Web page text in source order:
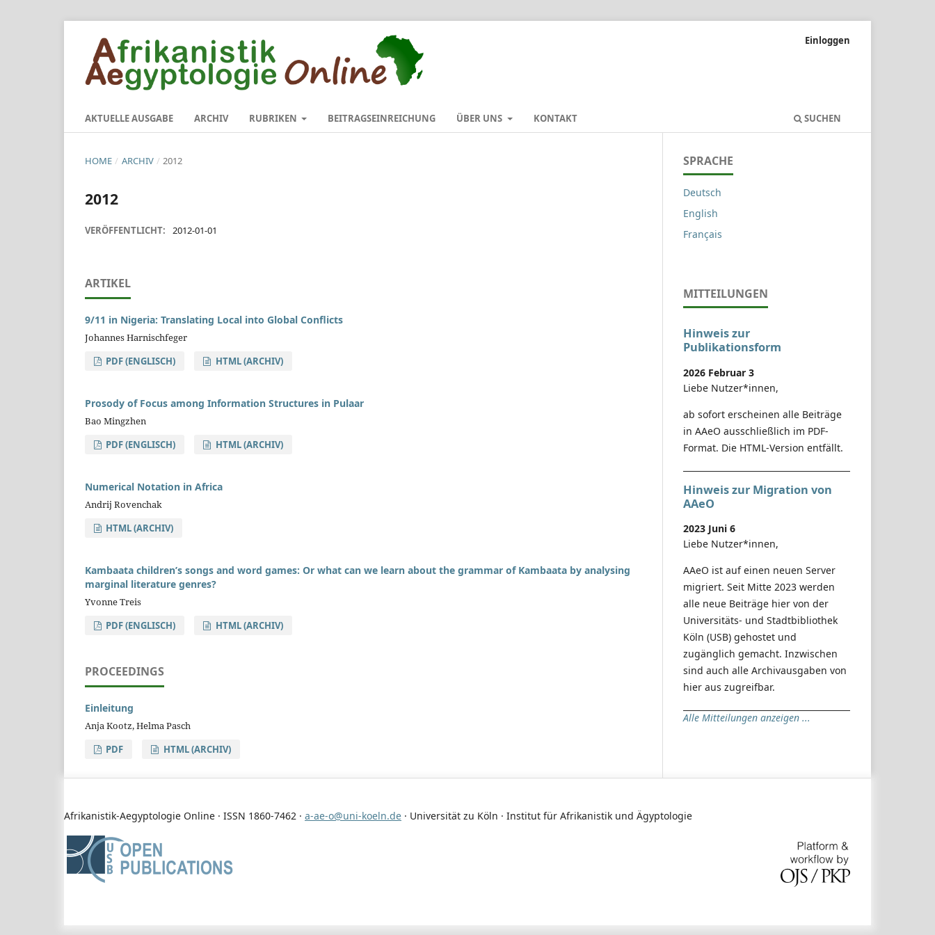
AKTUELLE AUSGABE ARCHIV RUBRIKEN BEITRAGSEINREICHUNG ÜBER UNS KONTAKT SUCHEN
Einloggen
HOME / ARCHIV / 2012
2012
VERÖFFENTLICHT: 2012-01-01
ARTIKEL
9/11 in Nigeria: Translating Local into Global Conflicts
Johannes Harnischfeger
PDF (ENGLISCH)
HTML (ARCHIV)
Prosody of Focus among Information Structures in Pulaar
Bao Mingzhen
PDF (ENGLISCH)
HTML (ARCHIV)
Numerical Notation in Africa
Andrij Rovenchak
HTML (ARCHIV)
Kambaata children’s songs and word games: Or what can we learn about the grammar of Kambaata by analysing
marginal literature genres?
Yvonne Treis
PDF (ENGLISCH)
HTML (ARCHIV)
PROCEEDINGS
Einleitung
Anja Kootz, Helma Pasch
PDF
HTML (ARCHIV)
SPRACHE
Deutsch
English
Français
MITTEILUNGEN
Hinweis zur
Publikationsform
2026 Februar 3
Liebe Nutzer*innen,
ab sofort erscheinen alle Beiträge
in AAeO ausschließlich im PDF-
Format. Die HTML-Version entfällt.
Hinweis zur Migration von
AAeO
2023 Juni 6
Liebe Nutzer*innen,
AAeO ist auf einen neuen Server
migriert. Seit Mitte 2023 werden
alle neue Beiträge hier von der
Universitäts- und Stadtbibliothek
Köln (USB) gehostet und
zugänglich gemacht. Inzwischen
sind auch alle Archivausgaben von
hier aus zugreifbar.
Alle Mitteilungen anzeigen ...
Afrikanistik-Aegyptologie Online · ISSN 1860-7462 · a-ae-o@uni-koeln.de · Universität zu Köln · Institut für Afrikanistik und Ägyptologie